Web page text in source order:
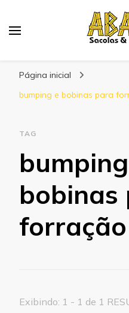
Página inicial
bumping e bobinas para
TAG
bobinas
Exibindo: 1 - 1 de 1